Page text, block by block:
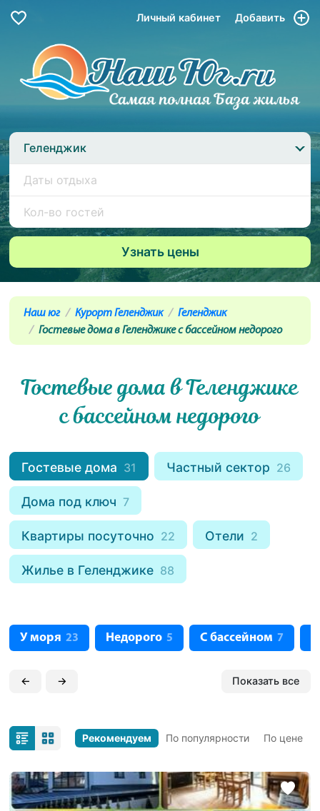
Личный кабинет Добавить
Геленджик
Наш юг Курорт Геленджик
Геленджик
Гостевые дома в Геленджике с бассейном недорого
Гостевые дома в Геленджике
с бассейном недорого
Гостевые дома 31 Частный сектор 26
Дома под ключ 7
Квартиры посуточно 22 Отели 2
Жилье в Геленджике 88
У моря 23 Недорого 5 С бассейном 7
← → Показать все
Рекомендуем По популярности По цене